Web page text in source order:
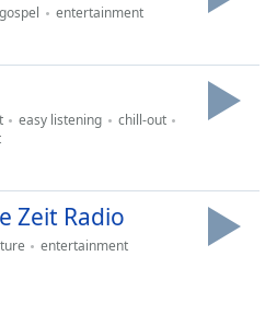
gospel
entertainment
easy listening
chill-out
Zeit Radio
entertainment